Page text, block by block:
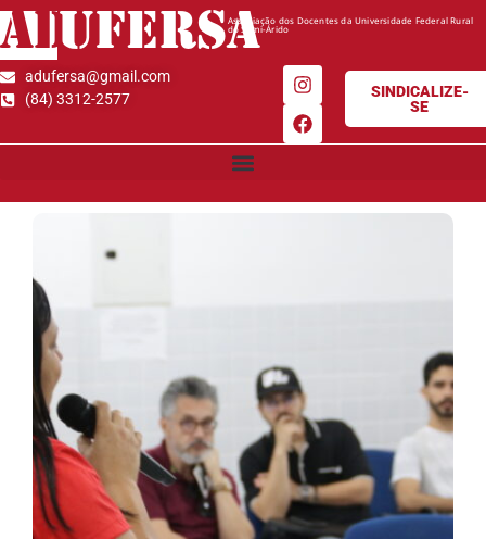
ADUFERSAAssociação dos Docentes da Universidade Federal Rural
do Semi-Árido
adufersa@gmail.com
(84) 3312-2577
SINDICALIZE-
SE